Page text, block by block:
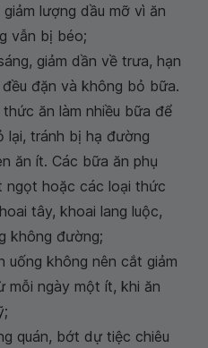
lượng dầu mỡ vì ăn
vẫn bị béo;
giảm dần về trưa, hạn
đặn và không bỏ bữa.
ăn làm nhiều bữa để
lại, tránh bị hạ đường
ăn ít. Các bữa ăn phụ
ngọt hoặc các loại thức
tây, khoai lang luộc,
không đường;
uống không nên cắt giảm
mỗi ngày một ít, khi ăn
quán, bớt dự tiệc chiêu